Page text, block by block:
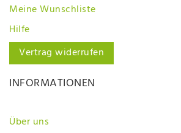
Meine Wunschliste
Hilfe
Vertrag widerrufen
INFORMATIONEN
Über uns